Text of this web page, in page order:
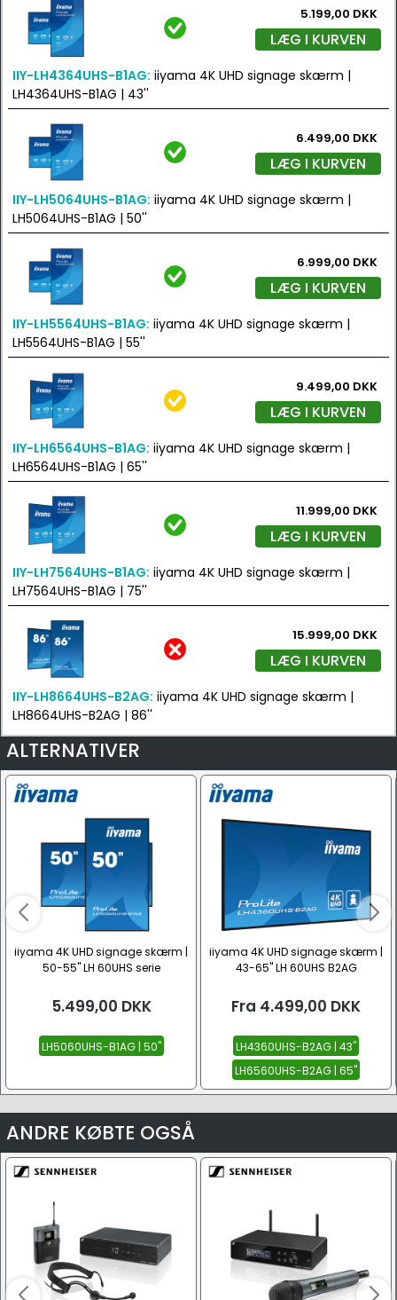
5.199,00 DKK
LÆG I KURVEN
IIY-LH4364UHS-B1AG: iiyama 4K UHD signage skærm |
LH4364UHS-B1AG | 43''
6.499,00 DKK
LÆG I KURVEN
IIY-LH5064UHS-B1AG: iiyama 4K UHD signage skærm |
LH5064UHS-B1AG | 50''
6.999,00 DKK
LÆG I KURVEN
IIY-LH5564UHS-B1AG: iiyama 4K UHD signage skærm |
LH5564UHS-B1AG | 55''
9.499,00 DKK
LÆG I KURVEN
IIY-LH6564UHS-B1AG: iiyama 4K UHD signage skærm |
LH6564UHS-B1AG | 65''
11.999,00 DKK
LÆG I KURVEN
IIY-LH7564UHS-B1AG: iiyama 4K UHD signage skærm |
LH7564UHS-B1AG | 75''
15.999,00 DKK
LÆG I KURVEN
IIY-LH8664UHS-B2AG: iiyama 4K UHD signage skærm |
LH8664UHS-B2AG | 86''
ALTERNATIVER
iiyama 4K UHD signage skærm |
50-55" LH 60UHS serie
5.499,00 DKK
LH5060UHS-B1AG | 50"
iiyama 4K UHD signage skærm |
43-65" LH 60UHS B2AG
Fra 4.499,00 DKK
LH4360UHS-B2AG | 43"
LH6560UHS-B2AG | 65"
ANDRE KØBTE OGSÅ